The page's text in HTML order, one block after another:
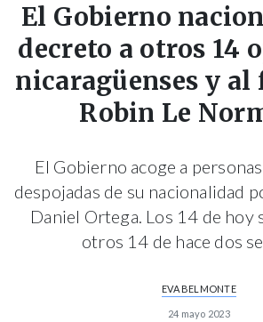
El Gobierno
decreto a otros 14
nicaragüenses y
Robin Le
El Gobierno acoge a
despojadas de su nacionalidad
Daniel Ortega. Los 14 de hoy
otros 14 de hace dos
EVA BELMONTE
24 mayo 2023